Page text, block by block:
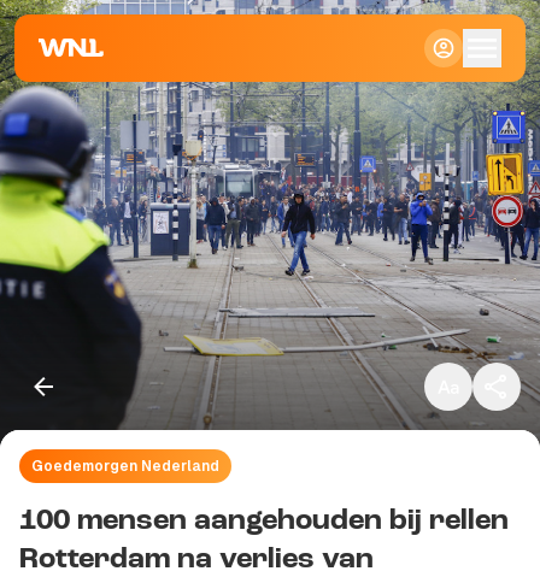
Klein
Standaard
Groot
Goedemorgen Nederland
100 mensen aangehouden bij rellen
Rotterdam na verlies van